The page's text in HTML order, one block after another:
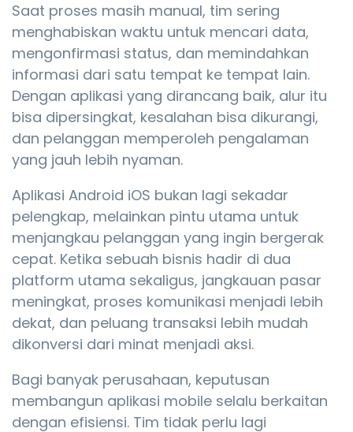
Saat proses masih manual, tim sering
menghabiskan waktu untuk mencari data,
mengonfirmasi status, dan memindahkan
informasi dari satu tempat ke tempat lain.
Dengan aplikasi yang dirancang baik, alur itu
bisa dipersingkat, kesalahan bisa dikurangi,
dan pelanggan memperoleh pengalaman
yang jauh lebih nyaman.
Aplikasi Android iOS bukan lagi sekadar
pelengkap, melainkan pintu utama untuk
menjangkau pelanggan yang ingin bergerak
cepat. Ketika sebuah bisnis hadir di dua
platform utama sekaligus, jangkauan pasar
meningkat, proses komunikasi menjadi lebih
dekat, dan peluang transaksi lebih mudah
dikonversi dari minat menjadi aksi.
Bagi banyak perusahaan, keputusan
membangun aplikasi mobile selalu berkaitan
dengan efisiensi. Tim tidak perlu lagi